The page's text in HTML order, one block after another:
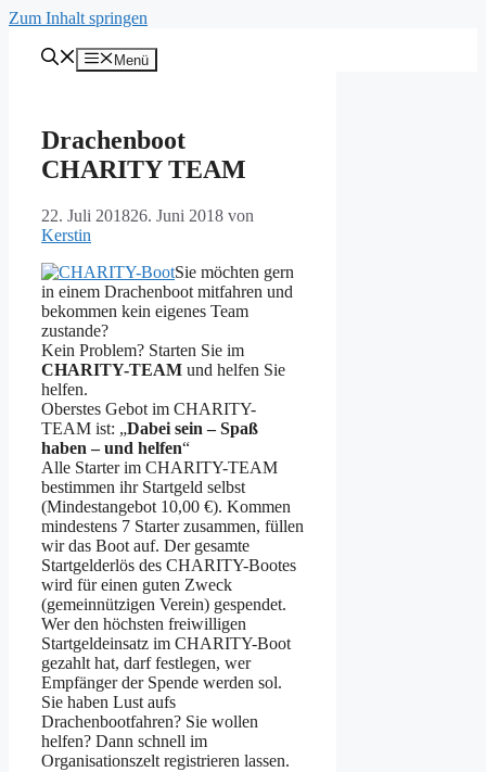
Zum Inhalt springen
Menü
Drachenboot
CHARITY TEAM
22. Juli 201826. Juni 2018 von
Kerstin
Sie möchten gern
in einem Drachenboot mitfahren und
bekommen kein eigenes Team
zustande?
Kein Problem? Starten Sie im
CHARITY-TEAM und helfen Sie
helfen.
Oberstes Gebot im CHARITY-
TEAM ist: „Dabei sein – Spaß
haben – und helfen“
Alle Starter im CHARITY-TEAM
bestimmen ihr Startgeld selbst
(Mindestangebot 10,00 €). Kommen
mindestens 7 Starter zusammen, füllen
wir das Boot auf. Der gesamte
Startgelderlös des CHARITY-Bootes
wird für einen guten Zweck
(gemeinnützigen Verein) gespendet.
Wer den höchsten freiwilligen
Startgeldeinsatz im CHARITY-Boot
gezahlt hat, darf festlegen, wer
Empfänger der Spende werden sol.
Sie haben Lust aufs
Drachenbootfahren? Sie wollen
helfen? Dann schnell im
Organisationszelt registrieren lassen.